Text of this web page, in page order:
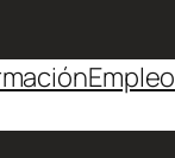
Empleo